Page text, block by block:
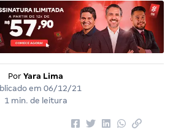
Por Yara Lima
em 06/12/21
1 min. de leitura